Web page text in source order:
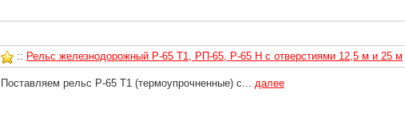
:: Рельс железнодорожный Р-65 Т1, РП-65, Р-65 Н с отверстиями 12,5 м и 25 м
Поставляем рельс Р-65 Т1 (термоупрочненные) с... далее